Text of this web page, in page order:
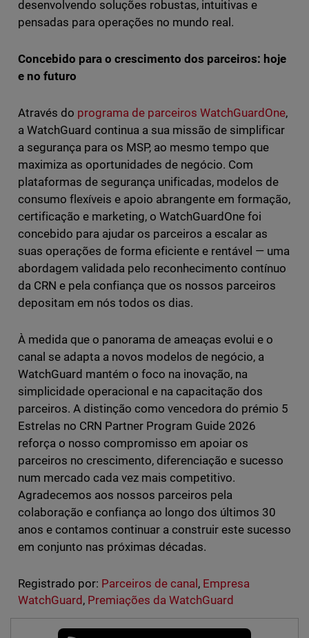
desenvolvendo soluções robustas, intuitivas e
pensadas para operações no mundo real.
Concebido para o crescimento dos parceiros: hoje
e no futuro
Através do programa de parceiros WatchGuardOne,
a WatchGuard continua a sua missão de simplificar
a segurança para os MSP, ao mesmo tempo que
maximiza as oportunidades de negócio. Com
plataformas de segurança unificadas, modelos de
consumo flexíveis e apoio abrangente em formação,
certificação e marketing, o WatchGuardOne foi
concebido para ajudar os parceiros a escalar as
suas operações de forma eficiente e rentável — uma
abordagem validada pelo reconhecimento contínuo
da CRN e pela confiança que os nossos parceiros
depositam em nós todos os dias.
À medida que o panorama de ameaças evolui e o
canal se adapta a novos modelos de negócio, a
WatchGuard mantém o foco na inovação, na
simplicidade operacional e na capacitação dos
parceiros. A distinção como vencedora do prémio 5
Estrelas no CRN Partner Program Guide 2026
reforça o nosso compromisso em apoiar os
parceiros no crescimento, diferenciação e sucesso
num mercado cada vez mais competitivo.
Agradecemos aos nossos parceiros pela
colaboração e confiança ao longo dos últimos 30
anos e contamos continuar a construir este sucesso
em conjunto nas próximas décadas.
Registrado por: Parceiros de canal, Empresa
WatchGuard, Premiações da WatchGuard